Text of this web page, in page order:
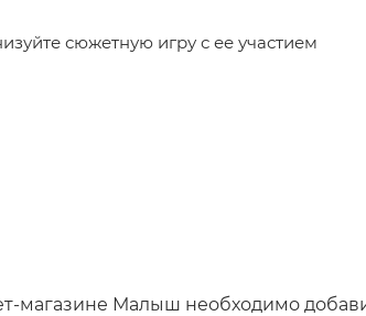
сюжетную игру с ее участием
магазине Малыш необходимо